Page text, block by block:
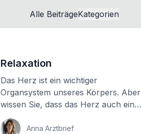
Alle BeiträgeKategorien
Relaxation
Das Herz ist ein wichtiger
Organsystem unseres Körpers. Aber
wissen Sie, dass das Herz auch ein
Muskel ist? Der Herzmuskel arbeitet
unablässig, um Blu...
Anna Arztbrief